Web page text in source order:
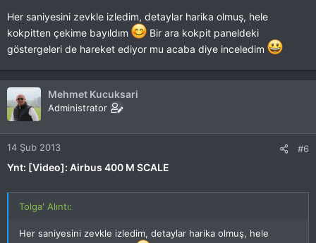
Her saniyesini zevkle izledim, detaylar harika olmuş, hele
kokpitten çekime bayıldım
Bir ara kokpit paneldeki
göstergeleri de hareket ediyor mu acaba diye inceledim
Mehmet Kucuksari
Administrator
14 Şub 2013 #6
Ynt: [Video]: Airbus 400 M SCALE
Tolga' Alıntı:
Her saniyesini zevkle izledim, detaylar harika olmuş, hele